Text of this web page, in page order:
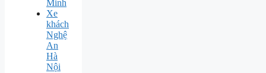
Minh
Xe
khách
Nghệ
An
Hà
Nội